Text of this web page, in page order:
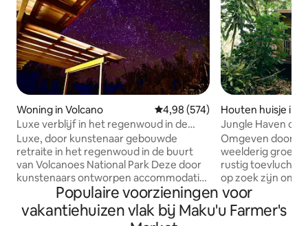
Woning in Volcano Gemiddelde beoordeling van
4,98 (574)
Luxe verblijf in het regenwoud in de
buurt van vulkanen Nat. Park
Luxe, door kunstenaar gebouwde
retraite in het regenwoud in de buurt
van Volcanoes National Park Deze door
kunstenaars ontworpen accommodatie
in het regenwoud, uitgelicht op
Discovery Channel (Building off the
Grid), ligt in de buurt van Hawaiʻi
Houten huisje in
Jungle Haven op
Omgeven door
weelderig groen,
rustig
op zoek zijn om
maken en te
15 minuten
verscholen in de
Populaire voorzieningen voor
vakantiehuizen vlak bij Maku'u Farmer's